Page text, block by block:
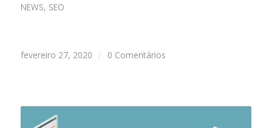
NEWS, SEO
fevereiro 27, 2020 / 0 Comentários